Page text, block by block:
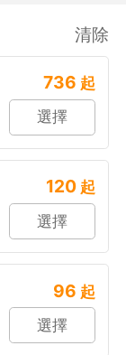
清除
736 起
選擇
120 起
選擇
96 起
選擇